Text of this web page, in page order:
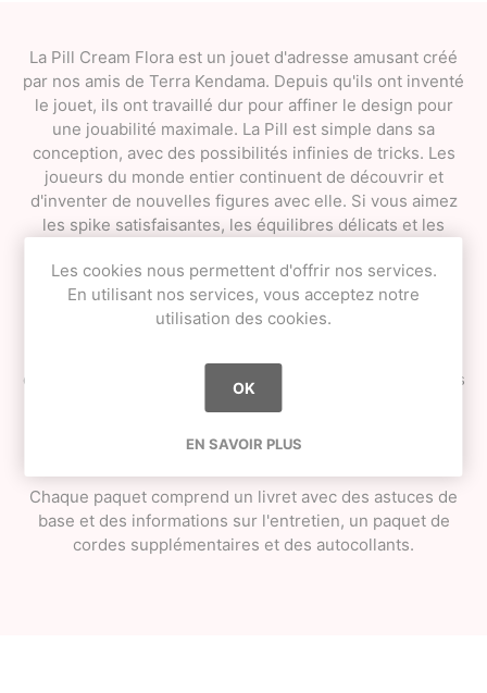
La Pill Cream Flora est un jouet d'adresse amusant créé
par nos amis de Terra Kendama. Depuis qu'ils ont inventé
le jouet, ils ont travaillé dur pour affiner le design pour
une jouabilité maximale. La Pill est simple dans sa
conception, avec des possibilités infinies de tricks. Les
joueurs du monde entier continuent de découvrir et
d'inventer de nouvelles figures avec elle. Si vous aimez
les spike satisfaisantes, les équilibres délicats et les
vous rêviez.
Elle est également idéale comme tremplin vers le
Kendama pour les nouveaux joueurs. Pour les pros du
compétences que vous maîtrisez sur la Terra Pill. Quelles
Fabriquée en bois de hêtre et recouverte d'une peinture
Chaque paquet comprend un livret avec des astuces de
base et des informations sur l'entretien, un paquet de
cordes supplémentaires et des autocollants.
Les cookies nous permettent d'offrir nos services.
En utilisant nos services, vous acceptez notre
utilisation des cookies.
OK
EN SAVOIR PLUS